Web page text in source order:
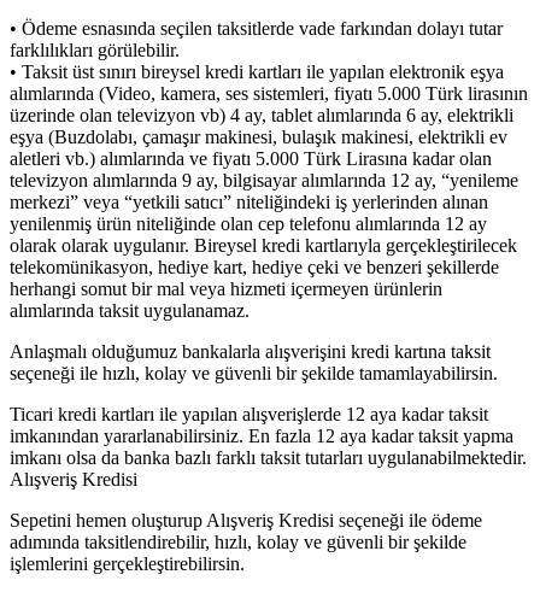
• Ödeme esnasında seçilen taksitlerde vade farkından dolayı tutar
farklılıkları görülebilir.
• Taksit üst sınırı bireysel kredi kartları ile yapılan elektronik eşya
alımlarında (Video, kamera, ses sistemleri, fiyatı 5.000 Türk lirasının
üzerinde olan televizyon vb) 4 ay, tablet alımlarında 6 ay, elektrikli
eşya (Buzdolabı, çamaşır makinesi, bulaşık makinesi, elektrikli ev
aletleri vb.) alımlarında ve fiyatı 5.000 Türk Lirasına kadar olan
televizyon alımlarında 9 ay, bilgisayar alımlarında 12 ay, “yenileme
merkezi” veya “yetkili satıcı” niteliğindeki iş yerlerinden alınan
yenilenmiş ürün niteliğinde olan cep telefonu alımlarında 12 ay
olarak olarak uygulanır. Bireysel kredi kartlarıyla gerçekleştirilecek
telekomünikasyon, hediye kart, hediye çeki ve benzeri şekillerde
herhangi somut bir mal veya hizmeti içermeyen ürünlerin
alımlarında taksit uygulanamaz.
Anlaşmalı olduğumuz bankalarla alışverişini kredi kartına taksit
seçeneği ile hızlı, kolay ve güvenli bir şekilde tamamlayabilirsin.
Ticari kredi kartları ile yapılan alışverişlerde 12 aya kadar taksit
imkanından yararlanabilirsiniz. En fazla 12 aya kadar taksit yapma
imkanı olsa da banka bazlı farklı taksit tutarları uygulanabilmektedir.
Alışveriş Kredisi
Sepetini hemen oluşturup Alışveriş Kredisi seçeneği ile ödeme
adımında taksitlendirebilir, hızlı, kolay ve güvenli bir şekilde
işlemlerini gerçekleştirebilirsin.